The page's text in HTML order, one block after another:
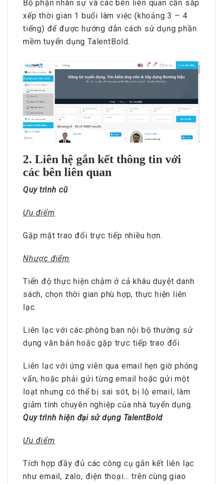
Bộ phận nhân sự và các bên liên quan cần sắp
xếp thời gian 1 buổi làm việc (khoảng 3 – 4
tiếng) để được hướng dẫn cách sử dụng phần
mềm tuyển dụng TalentBold.
2. Liên hệ gắn kết thông tin với
các bên liên quan
Quy trình cũ
Ưu điểm
Gặp mặt trao đổi trực tiếp nhiều hơn.
Nhược điểm
Tiến độ thực hiện chậm ở cả khâu duyệt danh
sách, chọn thời gian phù hợp, thực hiện liên
lạc.
Liên lạc với các phòng ban nội bộ thường sử
dụng văn bản hoặc gặp trực tiếp trao đổi
Liên lạc với ứng viên qua email hẹn giờ phỏng
vấn, hoặc phải gửi từng email hoặc gửi một
loạt nhưng có thể bị sai sót, bị lộ email, làm
giảm tính chuyên nghiệp của nhà tuyển dụng.
Quy trình hiện đại sử dụng TalentBold
Ưu điểm
Tích hợp đầy đủ các công cụ gắn kết liên lạc
như email, zalo, điện thoại… trên cùng giao